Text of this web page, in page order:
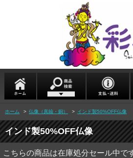
ホーム > 仏像（真鍮・銅） > インド製50%OFF仏像
インド製50%OFF仏像
こちらの商品は在庫処分セール中で